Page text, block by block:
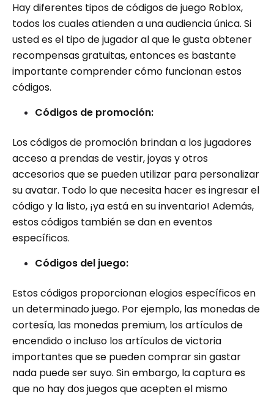
Hay diferentes tipos de códigos de juego Roblox,
todos los cuales atienden a una audiencia única. Si
usted es el tipo de jugador al que le gusta obtener
recompensas gratuitas, entonces es bastante
importante comprender cómo funcionan estos
códigos.
Códigos de promoción:
Los códigos de promoción brindan a los jugadores
acceso a prendas de vestir, joyas y otros
accesorios que se pueden utilizar para personalizar
su avatar. Todo lo que necesita hacer es ingresar el
código y la listo, ¡ya está en su inventario! Además,
estos códigos también se dan en eventos
específicos.
Códigos del juego:
Estos códigos proporcionan elogios específicos en
un determinado juego. Por ejemplo, las monedas de
cortesía, las monedas premium, los artículos de
encendido o incluso los artículos de victoria
importantes que se pueden comprar sin gastar
nada puede ser suyo. Sin embargo, la captura es
que no hay dos juegos que acepten el mismo